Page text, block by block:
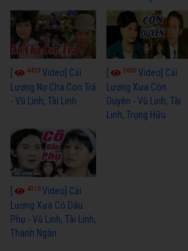
4433 Video] Cải
Lương Nợ Cha Con Trả
- Vũ Linh, Tài Linh
3600Video] Cải
Lương Xưa Còn
Duyên - Vũ Linh, Tài
Linh, Trọng Hữu
[ 4016Video] Cải
Lương Xưa Cô Dâu
Phụ - Vũ Linh, Tài Linh,
Thanh Ngân